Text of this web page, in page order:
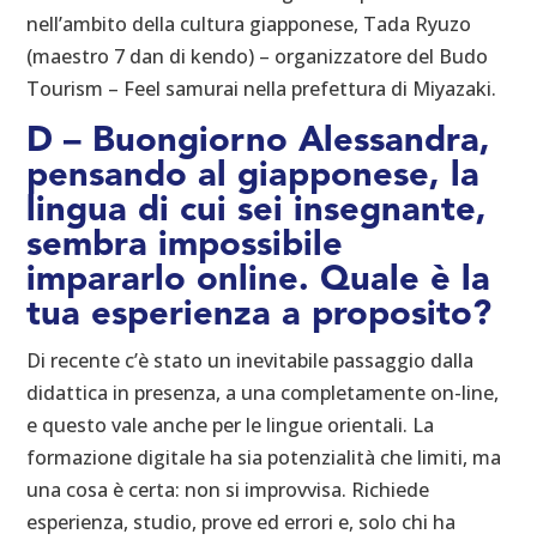
nell’ambito della cultura giapponese, Tada Ryuzo
(maestro 7 dan di kendo) – organizzatore del Budo
Tourism – Feel samurai nella prefettura di Miyazaki.
D – Buongiorno Alessandra,
pensando al giapponese, la
lingua di cui sei insegnante,
sembra impossibile
impararlo online. Quale è la
tua esperienza a proposito?
Di recente c’è stato un inevitabile passaggio dalla
didattica in presenza, a una completamente on-line,
e questo vale anche per le lingue orientali. La
formazione digitale ha sia potenzialità che limiti, ma
una cosa è certa: non si improvvisa. Richiede
esperienza, studio, prove ed errori e, solo chi ha